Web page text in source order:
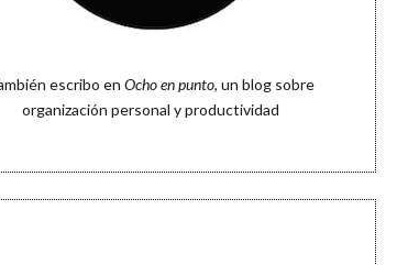
escribo en Ocho en punto, un blog sobre
organización personal y productividad